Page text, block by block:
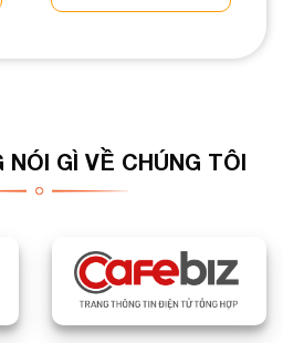
NÓI GÌ VỀ CHÚNG TÔI